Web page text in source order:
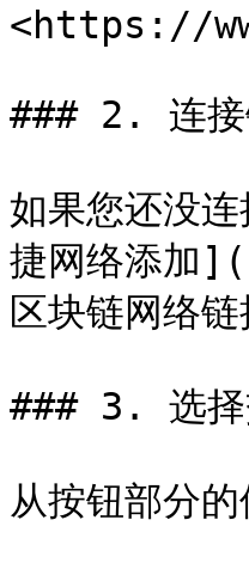
<https://
### 2. 连接
如果您还没
捷网络添加
区块链网络链
### 3. 选择
从按钮部分